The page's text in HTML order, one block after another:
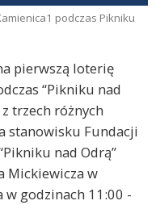
podczas Pikniku
pierwszą loterię
“Pikniku nad
trzech różnych
stanowisku Fundacji
nad Odrą”
Mickiewicza w
w godzinach 11:00 -